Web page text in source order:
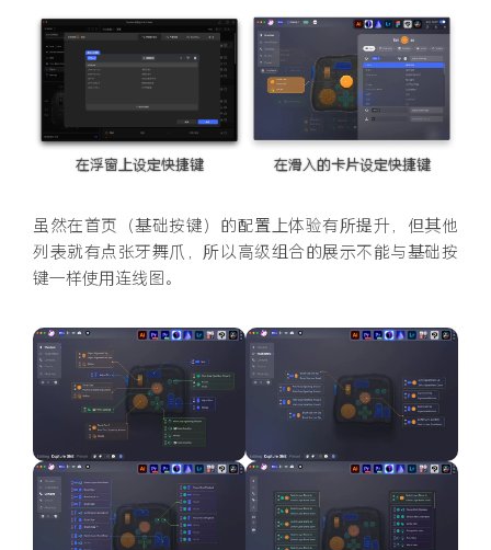
在浮窗上设定快捷键 在滑入的卡片设定快捷键
虽然在首页（基础按键）的配置上体验有所提升，但其他
列表就有点张牙舞爪，所以高级组合的展示不能与基础按
键一样使用连线图。